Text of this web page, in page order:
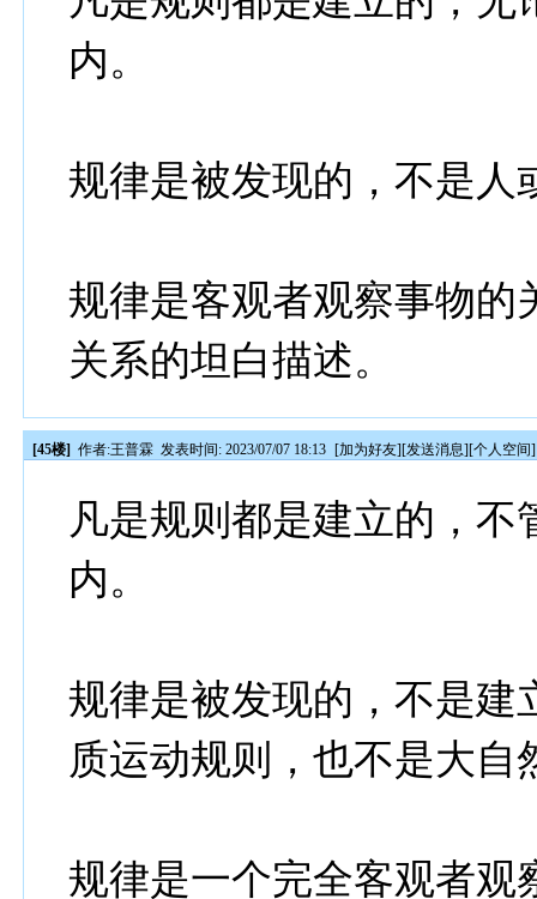
内。
规律是被发现的，不是人
规律是客观者观察事物的
关系的坦白描述。
[45楼] 作者:王普霖 发表时间: 2023/07/07 18:13 [加为好友][发送消息][个人空间]
凡是规则都是建立的，
内。
规律是被发现的，不是建
质运动规则，也不是大
规律是一个完全客观者观